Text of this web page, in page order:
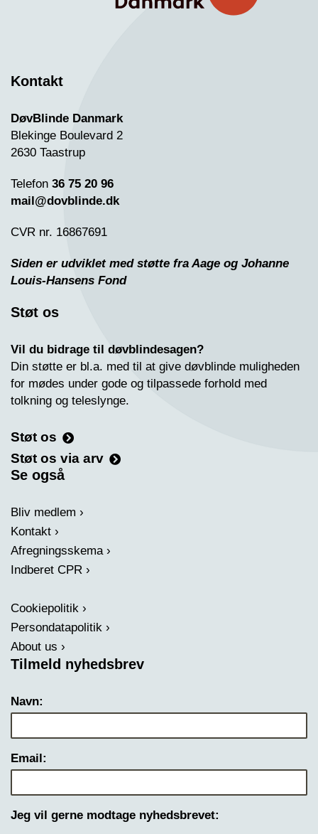
Kontakt
DøvBlinde Danmark
Blekinge Boulevard 2
2630 Taastrup
Telefon 36 75 20 96
mail@dovblinde.dk
CVR nr. 16867691
Siden er udviklet med støtte fra Aage og Johanne
Louis-Hansens Fond
Støt os
Vil du bidrage til døvblindesagen?
Din støtte er bl.a. med til at give døvblinde muligheden
for mødes under gode og tilpassede forhold med
tolkning og teleslynge.
Støt os
Støt os via arv
Se også
Bliv medlem
Kontakt
Afregningsskema
Indberet CPR
Cookiepolitik
Persondatapolitik
About us
Tilmeld nyhedsbrev
Navn:
Email:
Jeg vil gerne modtage nyhedsbrevet: